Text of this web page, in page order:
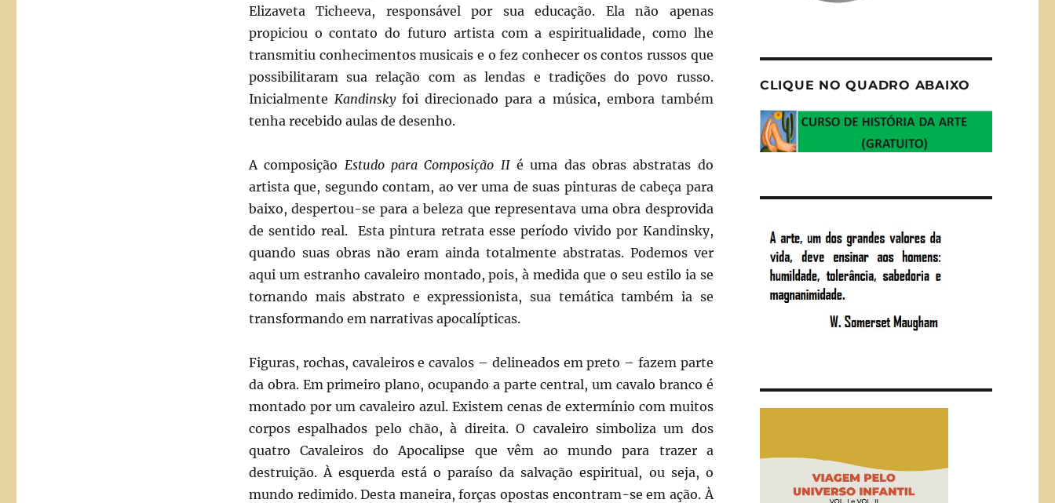
Elizaveta Ticheeva, responsável por sua educação. Ela não apenas
propiciou o contato do futuro artista com a espiritualidade, como lhe
transmitiu conhecimentos musicais e o fez conhecer os contos russos que
possibilitaram sua relação com as lendas e tradições do povo russo.
Inicialmente Kandinskyfoi direcionado para a música, embora também
tenha recebido aulas de desenho.
A composição Estudo para Composição IIé uma das obras abstratas do
artista que, segundo contam, ao ver uma de suas pinturas de cabeça para
baixo, despertou-se para a beleza que representava uma obra desprovida
de sentido real. Esta pintura retrata esse período vivido por Kandinsky,
quando suas obras não eram ainda totalmente abstratas. Podemos ver
aqui um estranho cavaleiro montado, pois, à medida que o seu estilo ia se
tornando mais abstrato e expressionista, sua temática também ia se
transformando em narrativas apocalípticas.
Figuras, rochas, cavaleiros e cavalos – delineados em preto – fazem parte
da obra. Em primeiro plano, ocupando a parte central, um cavalo branco é
montado por um cavaleiro azul. Existem cenas de extermínio com muitos
corpos espalhados pelo chão, à direita. O cavaleiro simboliza um dos
quatro Cavaleiros do Apocalipse que vêm ao mundo para trazer a
destruição. À esquerda está o paraíso da salvação espiritual, ou seja, o
mundo redimido. Desta maneira, forças opostas encontram-se em ação. À
CLIQUE NO QUADRO ABAIXO